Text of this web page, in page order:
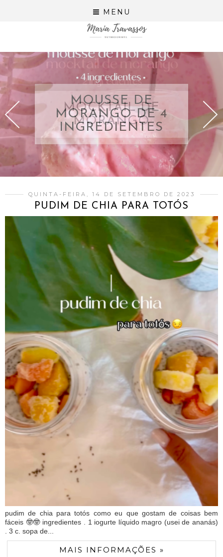
MENU
MOUSSE DE
MORANGO DE 4
INGREDIENTES
QUINTA-FEIRA, 14 DE SETEMBRO DE 2023
PUDIM DE CHIA PARA TOTÓS
pudim de chia para totós como eu que gostam de coisas bem
fáceis 🤓🤓 ingredientes . 1 iogurte líquido magro (usei de ananás)
. 3 c. sopa de...
MAIS INFORMAÇÕES »